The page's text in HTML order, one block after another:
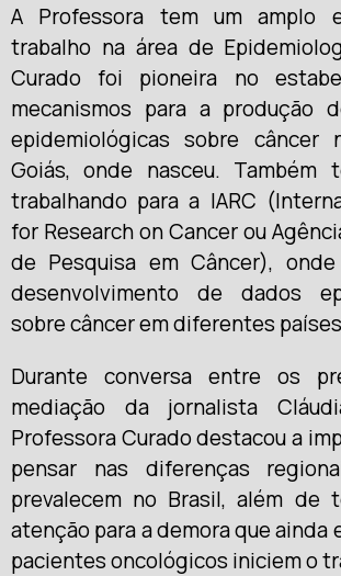
A Professora tem um amplo
trabalho na área de
Curado foi pioneira no
mecanismos para a produção
epidemiológicas sobre câncer
Goiás, onde nasceu. Também
trabalhando para a IARC
for Research on Cancer ou
de Pesquisa em Câncer),
desenvolvimento de dados
sobre câncer em diferentes
Durante conversa entre os
mediação da jornalista
Professora Curado destacou a
pensar nas diferenças
prevalecem no Brasil, além de
atenção para a demora que ainda
pacientes oncológicos iniciem o